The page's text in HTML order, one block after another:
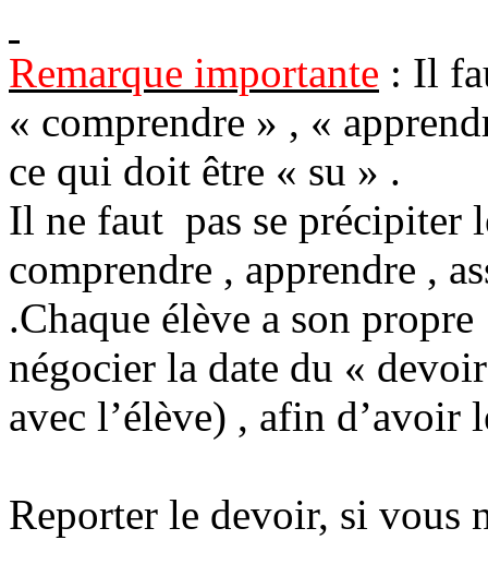
Remarque importante : Il
« comprendre » , «
ce qui doit être « su » .
Il ne faut pas se précipiter
comprendre , apprendre ,
.Chaque élève a son propre
négocier la date du «
avec l’élève) , afin d’avoir
Reporter le devoir, si vous